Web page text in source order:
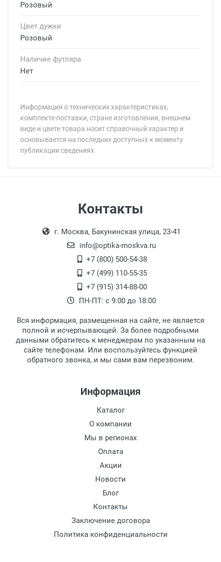
Розовый
Цвет дужки
Розовый
Наличие футляра
Нет
Информация о технических характеристиках,
комплекте поставки, стране изготовления, внешнем
виде и цвете товара носит справочный характер и
основывается на последних доступных к моменту
публикации сведениях
Оплата товара производится
наличными непосредственно на пункте
выдачи товара.
Перечисление средств на расчетный счет.
18:00, по субботам с 11:00 до 15:00, в
офисе по адресу: г. Москва,
Переведеновский переулок 17, корпус 1,
второй этаж, тел. +7 (499) 110-55-35.
После того, как заказ поступает в пункт
выдачи, наш менеджер связывается с
клиентом и оповещает о поступлении
товара.
Для получения товара при себе
обязательно иметь паспорт.
Заказ необходимо забрать в течение 3
рабочих дней с момента поступления на
дополнительных расходов за хранение
Доставляем товар по Москве компанией
Сдэк до ближайшего к вам пункта
Доставка транспортными компаниями по
преимущественно по России.
Мы сотрудничаем с различными
Контакты
г. Москва, Бакунинская улица, 23-41
info@optika-moskva.ru
+7 (800) 500-54-38
+7 (499) 110-55-35
+7 (915) 314-88-00
ПН-ПТ: с 9:00 до 18:00
Вся информация, размещенная на сайте, не является
полной и исчерпывающей. За более подробными
данными обратитесь к менеджерам по указанным на
сайте телефонам. Или воспользуйтесь функцией
обратного звонка, и мы сами вам перезвоним.
Информация
Каталог
О компании
Мы в регионах
Оплата
Акции
Новости
Блог
Контакты
Заключение договора
Политика конфиденциальности